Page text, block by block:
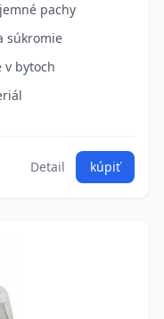
pachy
súkromie
v bytoch
Detail kúpiť